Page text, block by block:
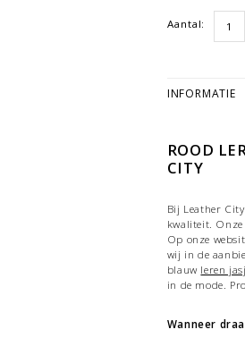
Aantal:
INFORMATIE
ROOD
CITY
Bij Leather
kwaliteit. Onze
Op onze
wij in de
blauw leren
in de mode.
Wanneer